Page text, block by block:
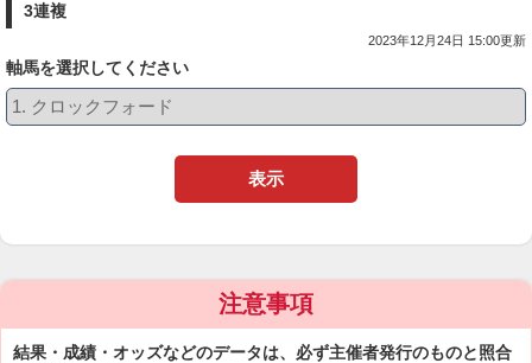
3連複
2023年12月24日 15:00更新
軸馬を選択してください
表示
注意事項
結果・成績・オッズなどのデータは、必ず主催者発行のものと照合